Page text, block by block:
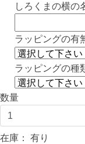
しろくまの横の
ラッピングの有
ラッピングの種
数量
在庫： 有り